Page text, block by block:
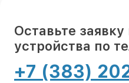
Оставьте
устройства по
+7 (383)